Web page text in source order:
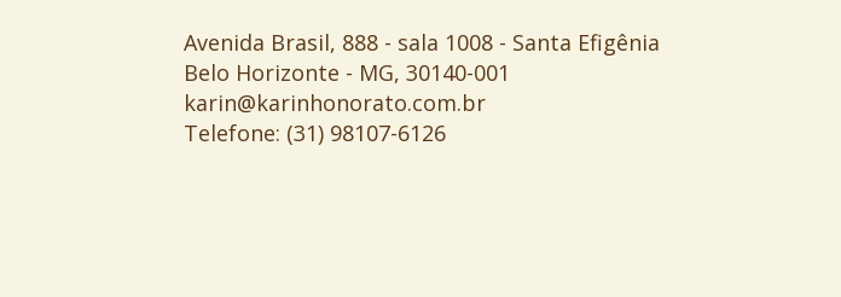
Avenida Brasil, 888 - sala 1008 - Santa Efigênia
Belo Horizonte - MG, 30140-001
karin@karinhonorato.com.br
Telefone: (31) 98107-6126